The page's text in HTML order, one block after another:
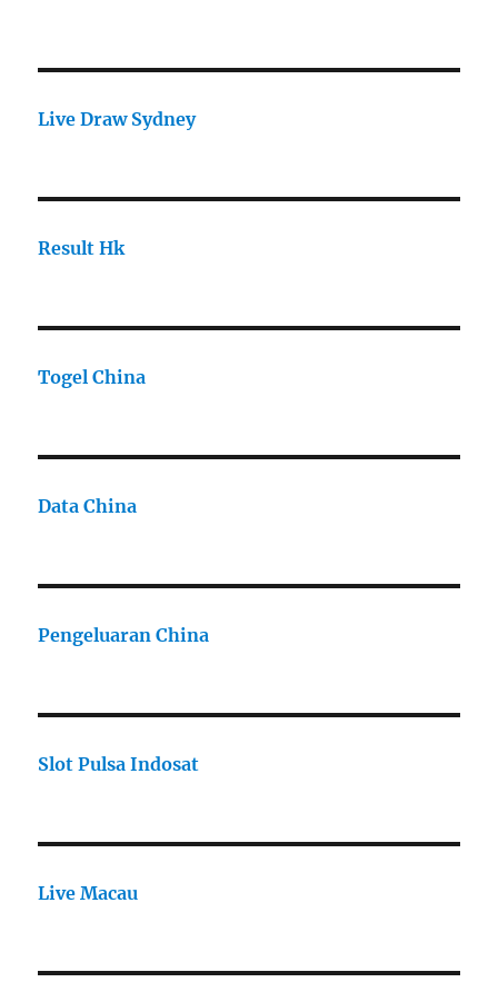
Live Draw Sydney
Result Hk
Togel China
Data China
Pengeluaran China
Slot Pulsa Indosat
Live Macau